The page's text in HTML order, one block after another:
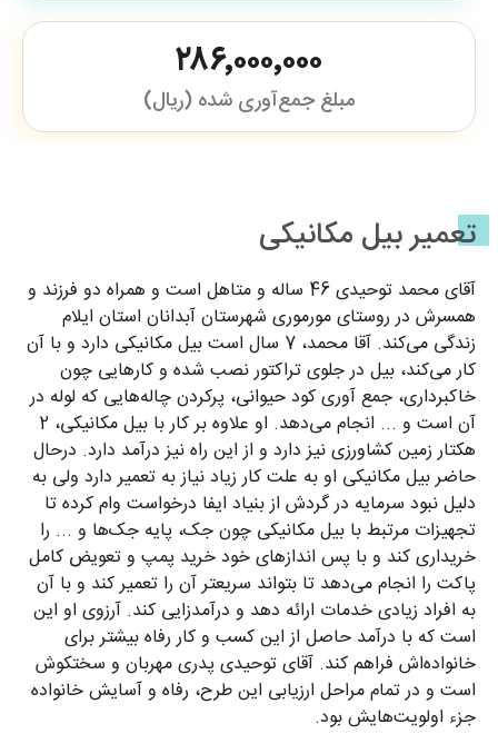
۲۸۶٬۰۰۰٬۰۰۰
مبلغ جمع‌آوری شده (ریال)
تعمیر بیل مکانیکی
آقای محمد توحیدی 46 ساله و متاهل است و همراه دو فرزند و
همسرش در روستای مورموری شهرستان آبدانان استان ایلام
زندگی می‌کند. آقا محمد، 7 سال است بیل مکانیکی دارد و با آن
کار می‌کند، بیل در جلوی تراکتور نصب شده و کارهایی چون
خاکبرداری، جمع آوری کود حیوانی، پرکردن چاله‌هایی که لوله در
آن است و ... انجام می‌دهد. او علاوه بر کار با بیل مکانیکی، 2
هکتار زمین کشاورزی نیز دارد و از این راه نیز درآمد دارد. درحال
حاضر بیل مکانیکی او به علت کار زیاد نیاز به تعمیر دارد ولی به
دلیل نبود سرمایه در گردش از بنیاد ایفا درخواست وام کرده تا
تجهیزات مرتبط با بیل مکانیکی چون جک، پایه جک‌ها و ... را
خریداری کند و با پس اندازهای خود خرید پمپ و تعویض کامل
پاکت را انجام می‌دهد تا بتواند سریعتر آن را تعمیر کند و با آن
به افراد زیادی خدمات ارائه دهد و درآمدزایی کند. آرزوی او این
است که با درآمد حاصل از این کسب و کار رفاه بیشتر برای
خانواده‌اش فراهم کند. آقای توحیدی پدری مهربان و سختکوش
است و در تمام مراحل ارزیابی این طرح، رفاه و آسایش خانواده
جزء اولویت‌هایش بود.